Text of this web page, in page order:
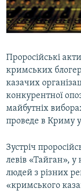
ВІДЕОУРОКИ
СВІДЧЕННЯ ОКУПАЦІЇ
ІНФОГРАФІКА
Русский
Qırımtatar
ДОЛУЧАЙСЯ!
Усі сайти RFE/
Проросійські
кримських
казачих
конкурентної
майбутніх
проведе в Криму
Зустріч
левів «Тайган», у
людей з різних
«кримського